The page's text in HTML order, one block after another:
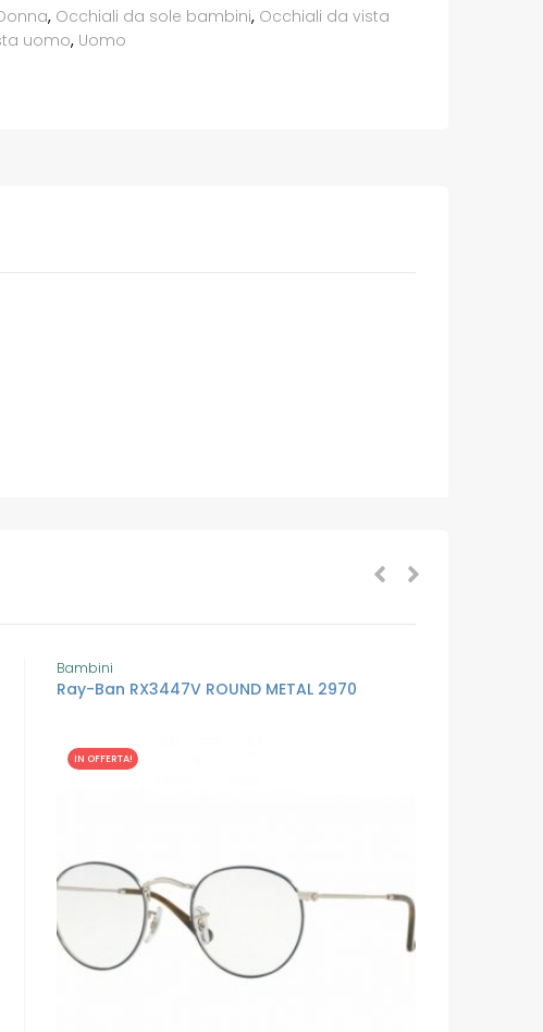
, Occhiali da sole bambini, Occhiali da vista
uomo, Uomo
Bambini
Ray-Ban RX3447V ROUND METAL 2970
IN OFFERTA!